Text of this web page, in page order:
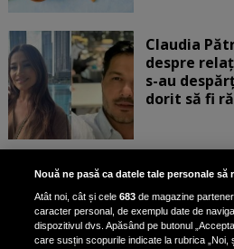
Claudia
despre
s-au
dorit să fi
„Turbați
Rux a
criticată că
baie, cu
Nouă ne pasă ca datele tale personale să
Atât noi, cât și cele683 de magazine
caracter personal, de exemplu date de
dispozitivul dvs. Apăsând pe butonul
care susțin scopurile indicate la rubrica